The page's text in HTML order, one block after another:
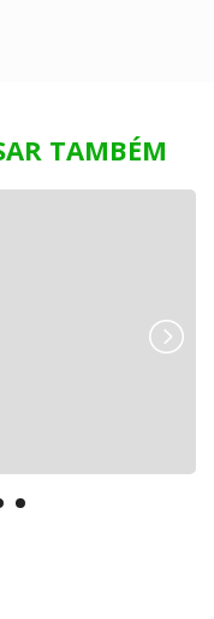
TAMBÉM